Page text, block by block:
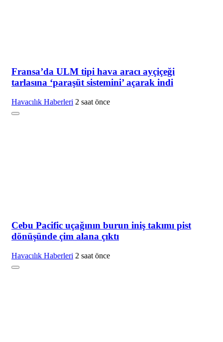
Fransa’da ULM tipi hava aracı ayçiçeği
tarlasına ‘paraşüt sistemini’ açarak indi
Havacılık Haberleri 2 saat önce
Cebu Pacific uçağının burun iniş takımı pist
dönüşünde çim alana çıktı
Havacılık Haberleri 2 saat önce